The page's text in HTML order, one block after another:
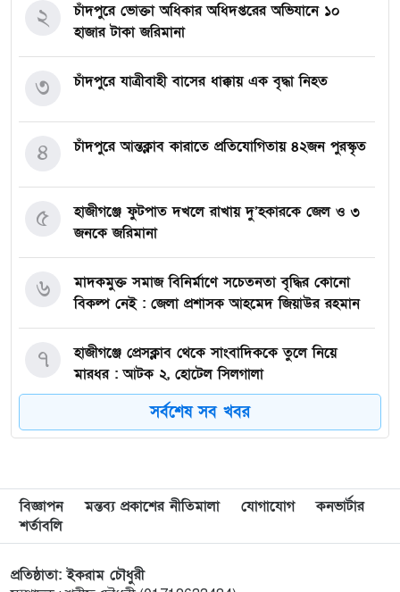
চাঁদপুরে ভোক্তা অধিকার অধিদপ্তরের অভিযানে ১০
হাজার টাকা জরিমানা
২
চাঁদপুরে যাত্রীবাহী বাসের ধাক্কায় এক বৃদ্ধা নিহত
৩
চাঁদপুরে আন্তক্লাব কারাতে প্রতিযোগিতায় ৪২জন পুরস্কৃত
৪
হাজীগঞ্জে ফুটপাত দখলে রাখায় দু’হকারকে জেল ও ৩
জনকে জরিমানা
৫
মাদকমুক্ত সমাজ বিনির্মাণে সচেতনতা বৃদ্ধির কোনো
বিকল্প নেই : জেলা প্রশাসক আহমেদ জিয়াউর রহমান
৬
হাজীগঞ্জে প্রেসক্লাব থেকে সাংবাদিককে তুলে নিয়ে
মারধর : আটক ২, হোটেল সিলগালা
৭
মতলব উত্তরে কালাম এন্টারপ্রাইজের মালিককে ২৫
হাজার টাকা জরিমানা
৮
মেরিল প্রথম আলো সমালোচক পুরস্কার ২০২৫ : সেরা
অভিনেতার চূড়ান্ত মনোনয়নে জায়গা করে নিলেন
৯
চাঁদপুরে জাতীয় বিজ্ঞান ও প্রযুক্তি সপ্তাহ উদযাপনের
সর্বশেষ সব খবর
বিজ্ঞাপন মন্তব্য প্রকাশের নীতিমালা যোগাযোগ
কনভার্টার
শর্তাবলি
প্রতিষ্ঠাতা: ইকরাম চৌধুরী